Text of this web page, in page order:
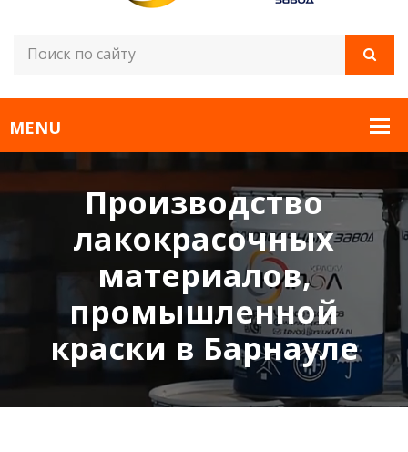
Производство
лакокрасочных
материалов,
промышленной
краски в Барнауле